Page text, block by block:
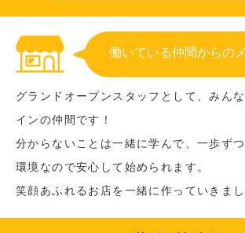
働いている仲間からの
グランドオープンスタッフとして、みん
インの仲間です！
分からないことは一緒に学んで、一歩ず
環境なので安心して始められます。
笑顔あふれるお店を一緒に作っていきまし